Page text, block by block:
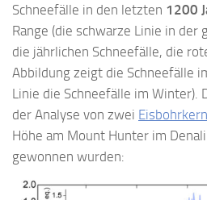
Schneefälle in den letzten 1200
Range (die schwarze Linie in
die jährlichen Schneefälle, die
Abbildung zeigt die Schneefälle
Linie die Schneefälle im Winter).
der Analyse von zwei
Höhe am Mount Hunter im
gewonnen wurden: